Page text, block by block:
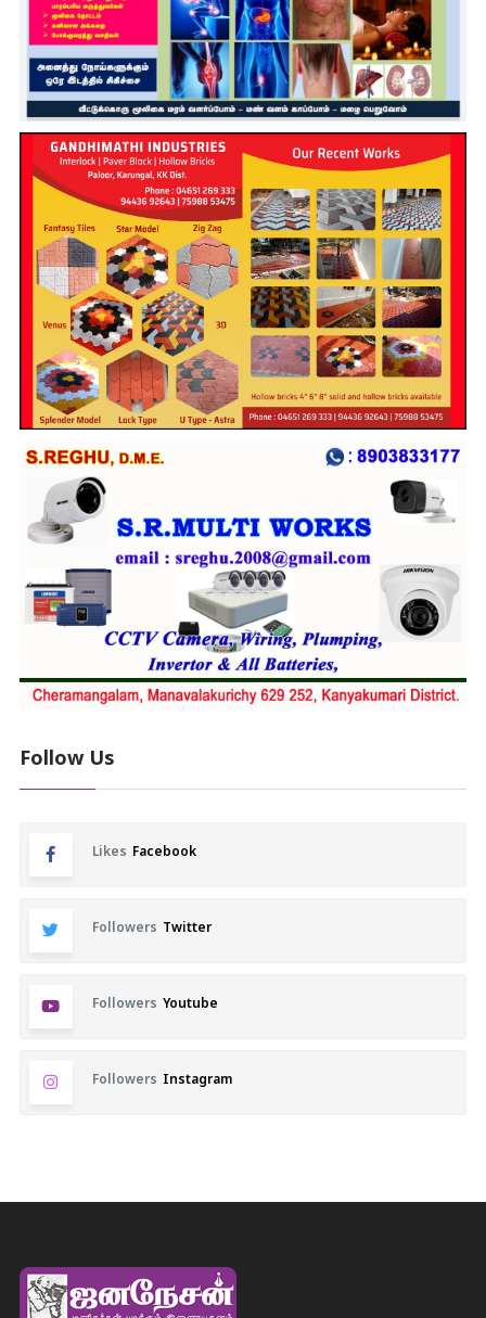
Follow Us
Likes Facebook
Followers Twitter
Followers Youtube
Followers Instagram